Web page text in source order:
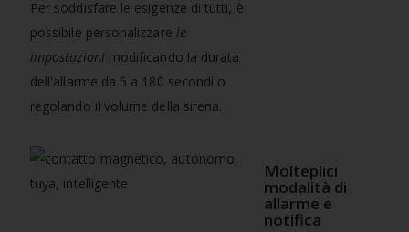
Per soddisfare le esigenze di tutti, è
possibile personalizzare le
impostazioni modificando la durata
dell'allarme da 5 a 180 secondi o
regolando il volume della sirena.
Molteplici
modalità di
allarme e
notifica